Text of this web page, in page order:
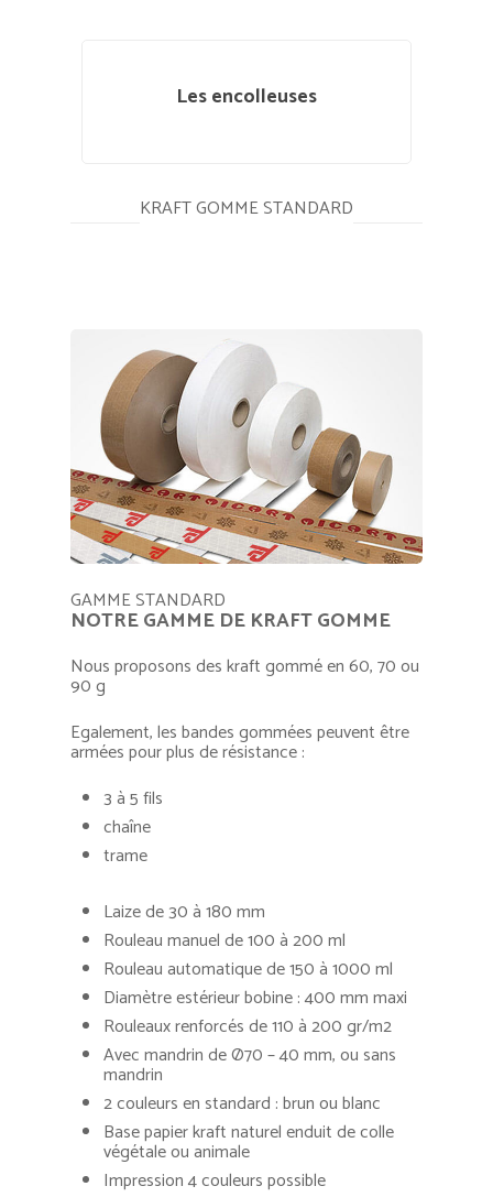
Les encolleuses
KRAFT GOMME STANDARD
GAMME STANDARD
NOTRE GAMME DE KRAFT GOMME
Nous proposons des kraft gommé en 60, 70 ou
90 g
Egalement, les bandes gommées peuvent être
armées pour plus de résistance :
3 à 5 fils
chaîne
trame
Laize de 30 à 180 mm
Rouleau manuel de 100 à 200 ml
Rouleau automatique de 150 à 1000 ml
Diamètre estérieur bobine : 400 mm maxi
Rouleaux renforcés de 110 à 200 gr/m2
Avec mandrin de Ø70 – 40 mm, ou sans
mandrin
2 couleurs en standard : brun ou blanc
Base papier kraft naturel enduit de colle
végétale ou animale
Impression 4 couleurs possible